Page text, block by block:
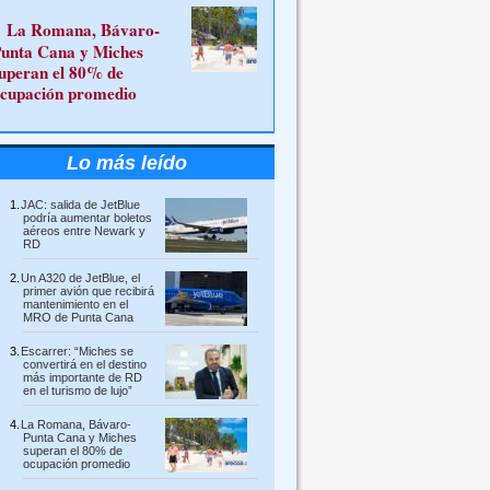
La Romana, Bávaro-
Cana y Miches
el 80% de
promedio
Lo más leído
JAC: salida de JetBlue
podría aumentar boletos
aéreos entre Newark y
RD
Un A320 de JetBlue, el
primer avión que recibirá
mantenimiento en el
MRO de Punta Cana
Escarrer: “Miches se
convertirá en el destino
más importante de RD
en el turismo de lujo”
La Romana, Bávaro-
Punta Cana y Miches
superan el 80% de
ocupación promedio